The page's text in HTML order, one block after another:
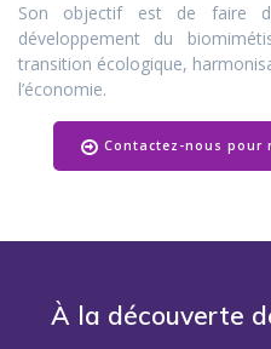
Son objectif est de faire
développement du
transition écologique,
l’économie.
Contactez-nous pour
À la découverte